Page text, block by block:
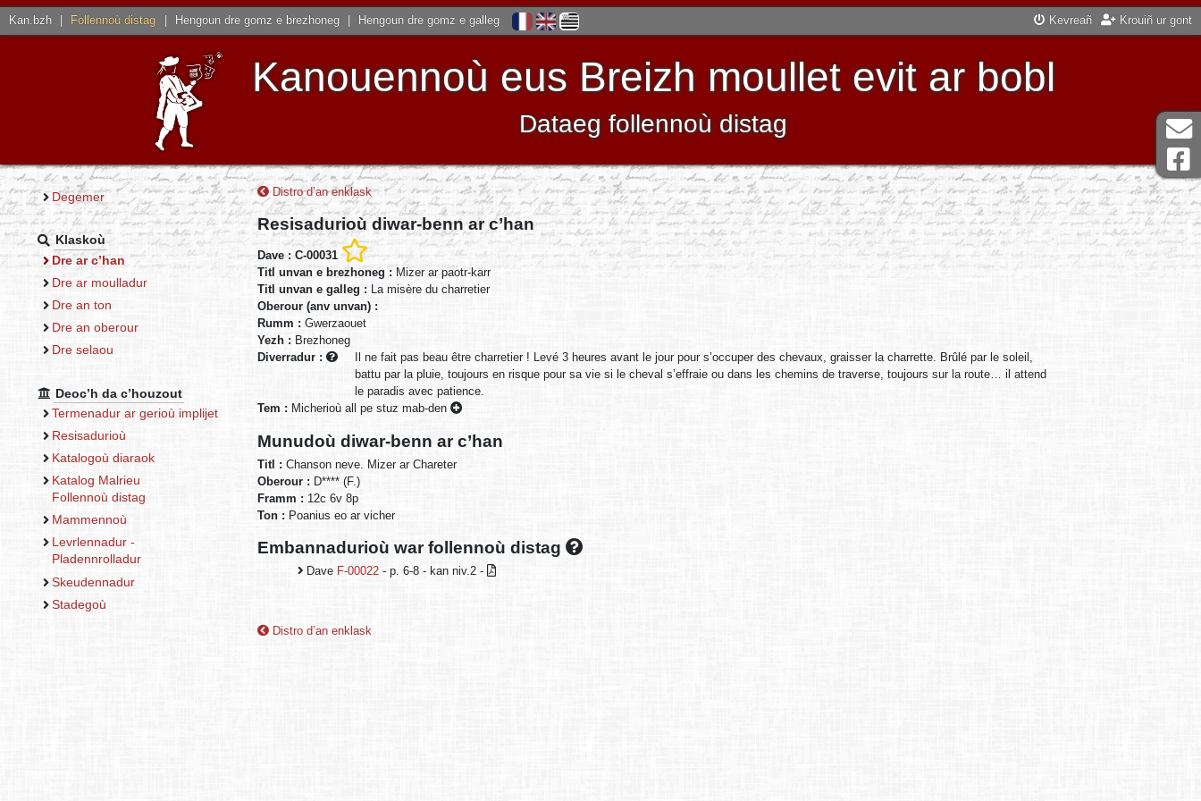
Kan.bzh Follennoù distag Hengoun dre gomz e brezhoneg Hengoun dre gomz e galleg Kevreañ Krouiñ ur gont
Kanouennoù eus Breizh moullet evit ar bobl
Dataeg follennoù distag
Degemer
Klaskoù
Dre ar c’han
Dre ar moulladur
Dre an ton
Dre an oberour
Dre selaou
Deoc’h da c’houzout
Termenadur ar gerioù implijet
Resisadurioù
Katalogoù diaraok
Katalog Malrieu
Follennoù distag
Mammennoù
Levrlennadur -
Pladennrolladur
Skeudennadur
Stadegoù
Distro d’an enklask
Resisadurioù diwar-benn ar c’han
Dave : C-00031
Titl unvan e brezhoneg : Mizer ar paotr-karr
Titl unvan e galleg : La misère du charretier
Oberour (anv unvan) :
Rumm : Gwerzaouet
Yezh : Brezhoneg
Diverradur :
Il ne fait pas beau être charretier ! Levé 3 heures avant le jour pour s’occuper des chevaux, graisser la charrette. Brûlé par le soleil,
battu par la pluie, toujours en risque pour sa vie si le cheval s’effraie ou dans les chemins de traverse, toujours sur la route… il attend
le paradis avec patience.
Tem : Micherioù all pe stuz mab-den
Munudoù diwar-benn ar c’han
Titl : Chanson neve. Mizer ar Chareter
Oberour : D**** (F.)
Framm : 12c 6v 8p
Ton : Poanius eo ar vicher
Embannadurioù war follennoù distag
Dave F-00022 - p. 6-8 - kan niv.2 -
Distro d’an enklask